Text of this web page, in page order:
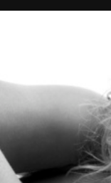
Treinkaartjes